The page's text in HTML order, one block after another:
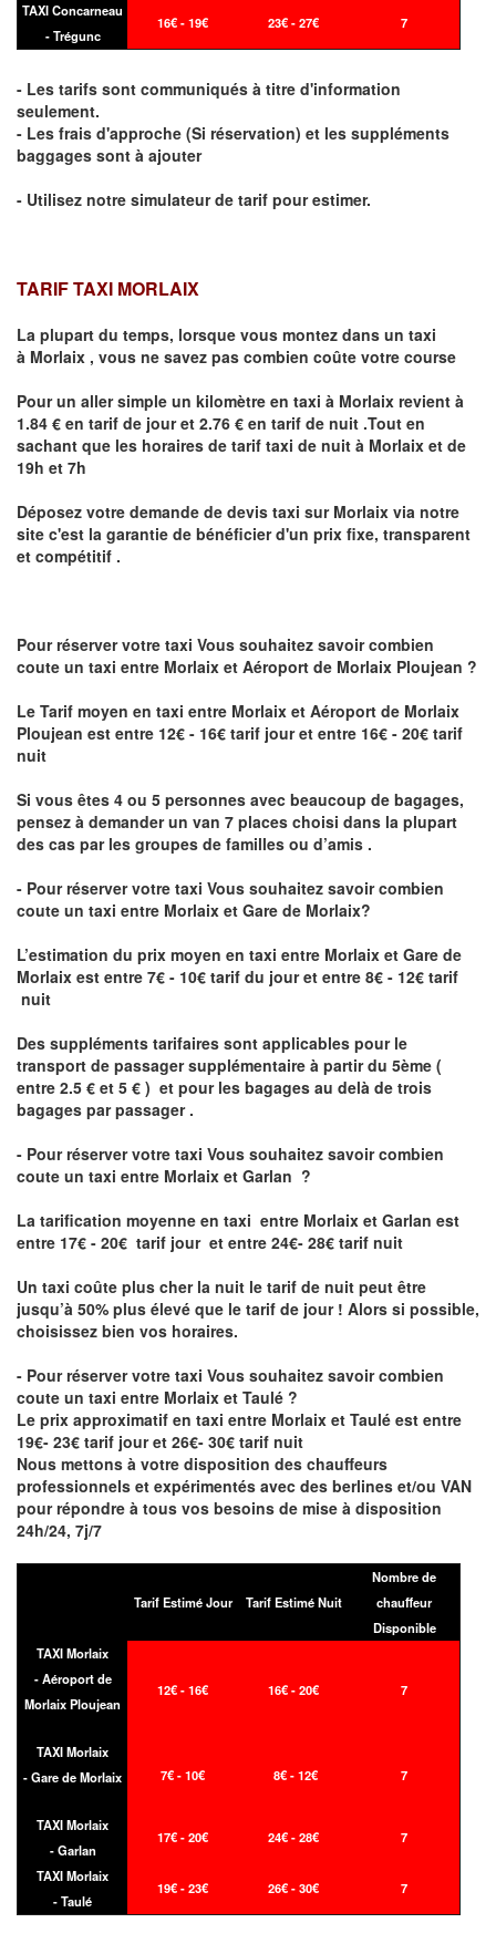
TAXI Concarneau
- Trégunc
16€ - 19€ 23€ - 27€ 7
- Les tarifs sont communiqués à titre d'information
seulement.
- Les frais d'approche (Si réservation) et les suppléments
baggages sont à ajouter
- Utilisez notre simulateur de tarif pour estimer.
TARIF TAXI MORLAIX
La plupart du temps, lorsque vous montez dans un taxi
à Morlaix , vous ne savez pas combien coûte votre course
Pour un aller simple un kilomètre en taxi à Morlaix revient à
1.84 € en tarif de jour et 2.76 € en tarif de nuit .Tout en
sachant que les horaires de tarif taxi de nuit à Morlaix et de
19h et 7h
Déposez votre demande de devis taxi sur Morlaix via notre
site c'est la garantie de bénéficier d'un prix fixe, transparent
et compétitif .
Pour réserver votre taxi Vous souhaitez savoircombien
coute un taxi entre Morlaix et Aéroport de Morlaix Ploujean ?
Le Tarif moyen en taxi entre Morlaix et Aéroport de Morlaix
Ploujean est entre 12€ - 16€ tarif jour et entre 16€ - 20€ tarif
nuit
Si vous êtes 4 ou 5 personnes avec beaucoup de bagages,
pensez à demander un van 7 places choisi dans la plupart
des cas par les groupes de familles ou d’amis .
- Pour réserver votre taxi Vous souhaitez savoircombien
coute un taxi entre Morlaix et Gare de Morlaix?
L’estimation du prix moyen en taxi entre Morlaix et Gare de
Morlaix est entre 7€ - 10€ tarif du jour et entre 8€ - 12€ tarif
nuit
Des suppléments tarifaires sont applicables pour le
transport de passager supplémentaire à partir du 5ème (
entre 2.5 € et 5 € ) et pour les bagages au delà de trois
bagages par passager .
- Pour réserver votre taxi Vous souhaitez savoircombien
coute un taxi entre Morlaix et Garlan ?
La tarification moyenne en taxi entre Morlaix et Garlan est
entre 17€ - 20€ tarif jour et entre 24€- 28€ tarif nuit
Un taxi coûte plus cher la nuit le tarif de nuit peut être
jusqu’à 50% plus élevé que le tarif de jour ! Alors si possible,
choisissez bien vos horaires.
- Pour réserver votre taxi Vous souhaitez savoircombien
coute un taxi entre Morlaix et Taulé ?
Le prix approximatif en taxi entre Morlaix et Taulé est entre
19€- 23€ tarif jour et 26€- 30€ tarif nuit
Nous mettons à votre disposition des chauffeurs
professionnels et expérimentés avec des berlines et/ou VAN
pour répondre à tous vos besoins de mise à disposition
24h/24, 7j/7
Tarif Estimé Jour Tarif Estimé Nuit
Nombre de
chauffeur
Disponible
TAXI Morlaix
- Aéroport de
Morlaix Ploujean
12€ - 16€ 16€ - 20€ 7
TAXI Morlaix
- Gare de Morlaix
7€ - 10€ 8€ - 12€ 7
TAXI Morlaix
- Garlan
17€ - 20€ 24€ - 28€ 7
TAXI Morlaix
- Taulé
19€ - 23€ 26€ - 30€ 7